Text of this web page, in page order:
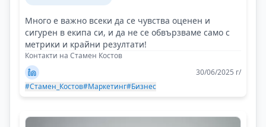
Много е важно всеки да се чувства оценен и
сигурен в екипа си, и да не се обвързваме само с
метрики и крайни резултати!
Контакти на Стамен Костов
30/06/2025 г/
#Стамен_Костов#Маркетинг#Бизнес